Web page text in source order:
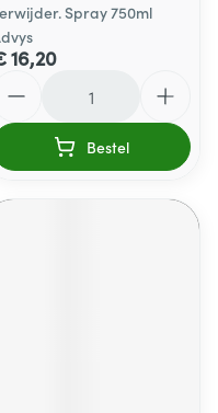
Spray 750ml
16,20
Bestel